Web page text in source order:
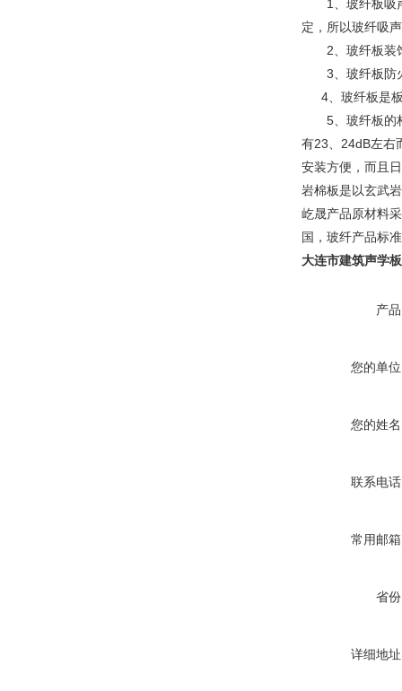
1、玻纤板吸声
定，所以玻纤吸
2、玻纤板装饰
3、玻纤板防火
4、玻纤板是板
5、玻纤板的构
有23、24dB左右
安装方便，而且
岩棉板是以玄武
屹晟产品原材料
国，玻纤产品标
大连市建筑声学
产
您的单
您的姓
联系电
常用邮
省
详细地